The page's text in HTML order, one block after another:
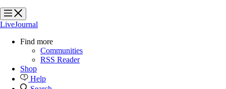
?
?
LiveJournal
Find more
Communities
RSS Reader
Shop
Help